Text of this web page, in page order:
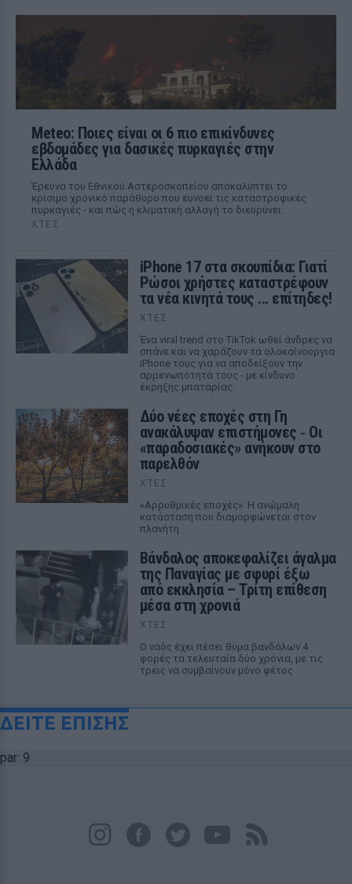
Meteo: Ποιες είναι οι 6 πιο επικίνδυνες
εβδομάδες για δασικές πυρκαγιές στην
Ελλάδα
Έρευνα του Εθνικού Αστεροσκοπείου αποκαλύπτει το
κρίσιμο χρονικό παράθυρο που ευνοεί τις καταστροφικές
πυρκαγιές - και πώς η κλιματική αλλαγή το διευρύνει.
ΧΤΕΣ
iPhone 17 στα σκουπίδια: Γιατί
Ρώσοι χρήστες καταστρέφουν
τα νέα κινητά τους ... επίτηδες!
ΧΤΕΣ
Ένα viral trend στο TikTok ωθεί άνδρες να
σπάνε και να χαράζουν τα ολοκαίνουργια
iPhone τους για να αποδείξουν την
αρρενωπότητά τους - με κίνδυνο
έκρηξης μπαταρίας.
Δύο νέες εποχές στη Γη
ανακάλυψαν επιστήμονες ‑ Oι
«παραδοσιακές» ανήκουν στο
παρελθόν
ΧΤΕΣ
«Αρρυθμικές εποχές»: Η ανώμαλη
κατάσταση που διαμορφώνεται στον
πλανήτη
Βάνδαλος αποκεφαλίζει άγαλμα
της Παναγίας με σφυρί έξω
από εκκλησία – Τρίτη επίθεση
μέσα στη χρονιά
ΧΤΕΣ
Ο ναός έχει πέσει θύμα βανδάλων 4
φορές τα τελευταία δύο χρόνια, με τις
τρεις να συμβαίνουν μόνο φέτος
ΔΕΙΤΕ ΕΠΙΣΗΣ
par: 9